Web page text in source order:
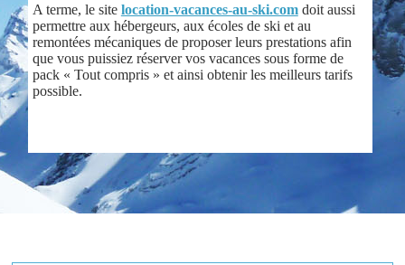
A terme, le site location-vacances-au-ski.comdoit aussi
permettre aux hébergeurs, aux écoles de ski et au
remontées mécaniques de proposer leurs prestations afin
que vous puissiez réserver vos vacances sous forme de
pack « Tout compris » et ainsi obtenir les meilleurs tarifs
possible.